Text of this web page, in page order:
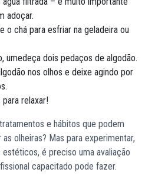
adoçar.
o chá para esfriar na geladeira ou
umedeça dois pedaços de algodão.
nos olhos e deixe agindo por
relaxar!
e hábitos que podem
olheiras? Mas para experimentar,
é preciso uma avaliação
capacitado pode fazer.